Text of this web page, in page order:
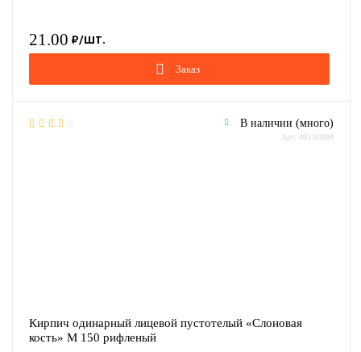
21.00
Заказ
Кирпич одинарный лицевой пустотелый «Слоновая
кость» М 150 рифленый
В наличии (много)
Арт: 001-00084